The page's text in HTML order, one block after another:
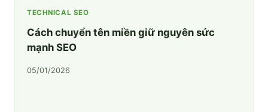
TECHNICAL SEO
Cách chuyển tên miền giữ nguyên sức
mạnh SEO
05/01/2026